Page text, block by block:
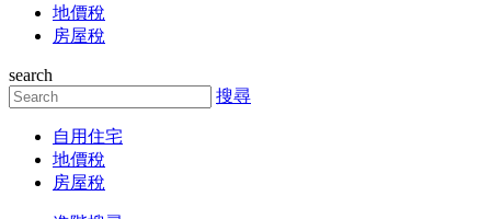
地價稅
房屋稅
search
搜尋
自用住宅
地價稅
房屋稅